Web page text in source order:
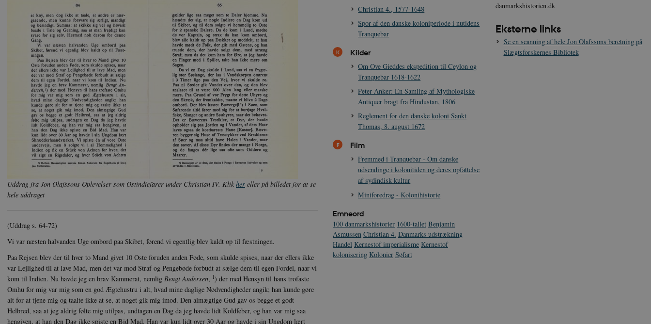
Uddrag fra Jon Olafssons Oplevelser som Ostindiefarer under Christian IV. Klik her eller på billedet for at se
hele uddraget
(Uddrag s. 64-72)
Vi var næsten halvanden Uge ombord paa Skibet, førend vi egentlig blev kaldt op til fæstningen.
Paa Rejsen blev der til hver to Mand givet 10 Oste foruden anden Føde, som skulde spises, naar der ellers ikke
var Lejlighed til at lave Mad, men det var mod Straf og Pengebøde forbudt at sælge dem til egen Fordel, naar vi
kom til Indien. Nu havde jeg en brav Kammerat, nemlig Bengt Andersen, 1) der med Hensyn til hans trofaste
Omhu for mig var mig som en god Ægtehustru i alt, hvad mine daglige Nødvendigheder angik; han kunde gøre
alt for at tjene mig og taalte ikke at se, at noget gik mig imod. Den almægtige Gud gav os begge et godt
Helbred, saa at jeg aldrig følte mig utilpas, undtagen en Dag da jeg havde lidt Koldfeber, og han var mig saa
hengiven, at han den Dag ikke spiste en Bid Mad. Han var kun lidt over 30 Aar og havde i sin Ungdom lært
Christian 4., 1577-1648
Spor af den danske koloniperiode i nutidens
Tranquebar
Kilder
Om Ove Gieddes ekspedition til Ceylon og
Tranquebar 1618-1622
Peter Anker: En Samling af Mythologiske
Antiquer bragt fra Hindustan, 1806
Reglement for den danske koloni Sankt
Thomas, 8. august 1672
Film
Fremmed i Tranquebar - Om danske
udsendinge i kolonitiden og deres opfattelse
af sydindisk kultur
Miniforedrag - Kolonihistorie
Emneord
100 danmarkshistorier 1600-tallet Benjamin
Asmussen Christian 4. Danmarks udstrækning
Handel Kernestof imperialisme Kernestof
kolonisering Kolonier Søfart
danmarkshistorien.dk
Eksterne links
Se en scanning af hele Jon Olafssons beretning på
Slægtsforskernes Bibliotek